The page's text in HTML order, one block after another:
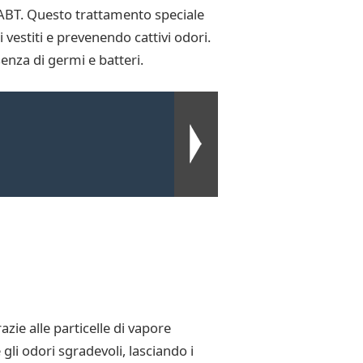
Questo trattamento speciale
e prevenendo cattivi odori.
di germi e batteri.
alle particelle di vapore
odori sgradevoli, lasciando i